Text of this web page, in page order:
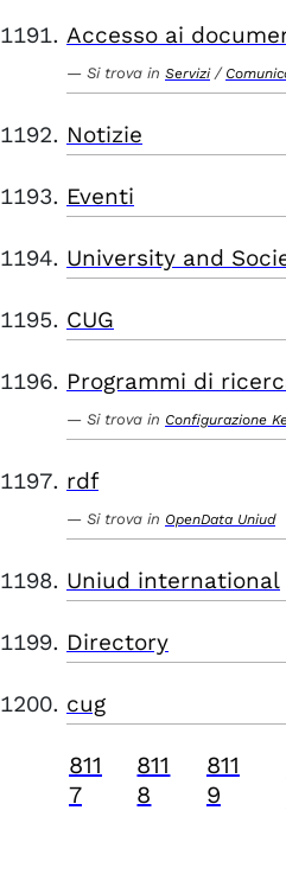
Accesso ai
Si trova in Servizi /
Notizie
Eventi
University and
CUG
Programmi di
Si trova in Configurazione
rdf
Si trova in OpenData Uniud
Uniud international
Directory
cug
811
7
811
8
811
9